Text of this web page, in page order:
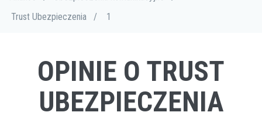
Trust Ubezpieczenia
/ 1
OPINIE O TRUST
UBEZPIECZENIA